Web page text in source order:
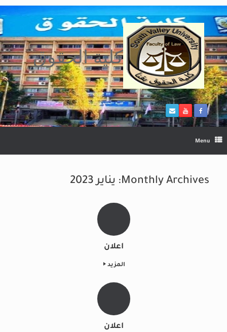
Skip
to
content
كلية الحقوق
Menu
Monthly Archives: يناير 2023
اعلان
المزيد
اعلان